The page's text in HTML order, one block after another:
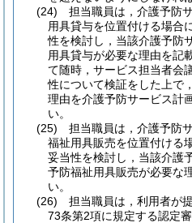
(24)
担当職員は，介護予防
用具貸与を位置付ける場合
性を検討し，当該介護予防
用具貸与が必要な理由を記
て随時，サービス担当者会
性について検証をした上で
理由を介護予防サービス計
い。
(25)
担当職員は，介護予防
福祉用具販売を位置付ける
妥当性を検討し，当該介護
予防福祉用具販売が必要な
い。
(26)
担当職員は，利用者が
73条第2項に規定する認定